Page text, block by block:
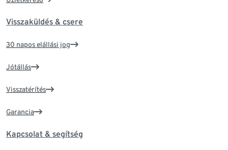
Visszaküldés & csere
30 napos elállási jog
Jótállás
Visszatérítés
Garancia
Kapcsolat & segítség